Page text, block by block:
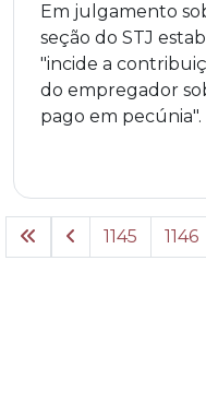
Em julgamento
seção do STJ
"incide a
do empregador
pago em pecúnia".
1145 1146